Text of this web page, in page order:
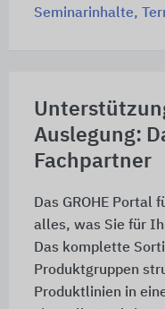
Seminarinhalte,
Auslegung:
Fachpartner
Das GROHE Portal
alles, was Sie für
Das komplette
Produktgruppen
Produktlinien in